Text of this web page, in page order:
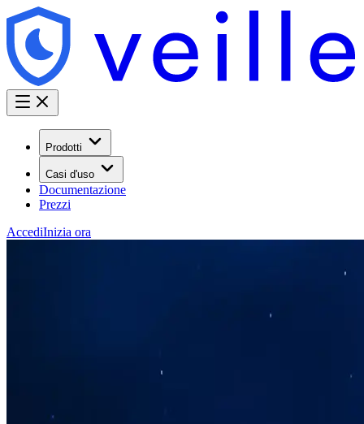
Prodotti
Casi d'uso
Documentazione
Prezzi
AccediInizia ora